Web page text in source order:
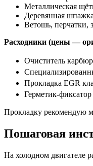
Металлическая
Деревянная
Ветошь, перчатки,
Расходники (цены —
Очиститель
Прокладка EGR
Герметик-
Прокладку рекомендую
Пошаговая
На холодном двигателе